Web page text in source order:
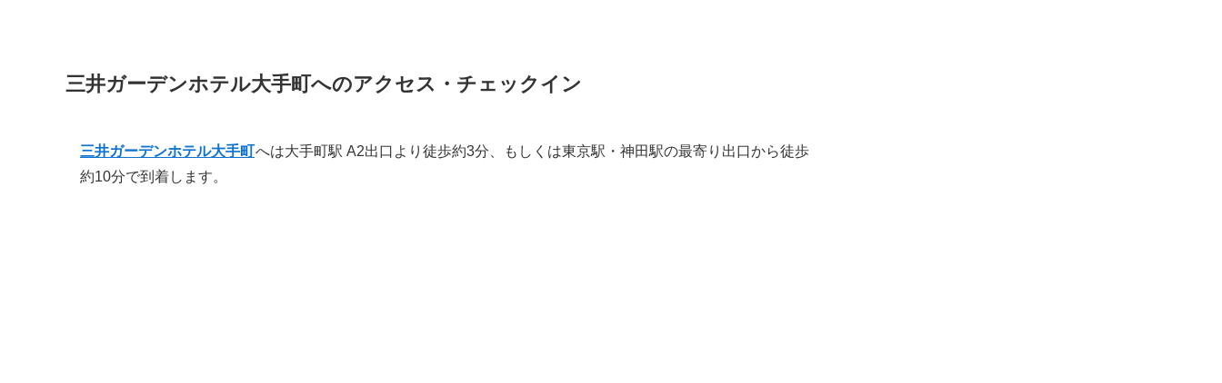
三井ガーデンホテル大手町へのアクセス・チェックイン
三井ガーデンホテル大手町へは大手町駅 A2出口より徒歩約3分、もしくは東京駅・神田駅の最寄り出口から徒歩
約10分で到着します。